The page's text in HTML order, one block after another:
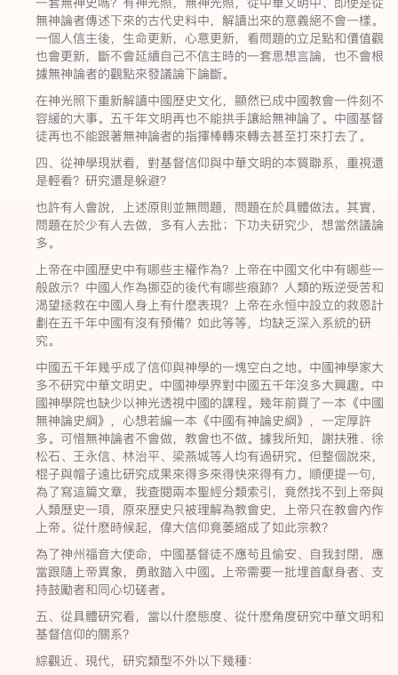
無神論者傳述下來的古代史料中，解讀出來的意義絕不會一樣。
一個人信主後，生命更新，心意更新，看問題的立足點和價值觀
也會更新，斷不會延續自己不信主時的一套思想言論，也不會根
據無神論者的觀點來發議論下論斷。
在神光照下重新解讀中國歷史文化，顯然已成中國教會一件刻不
容緩的大事。五千年文明再也不能拱手讓給無神論了。中國基督
徒再也不能跟著無神論者的指揮棒轉來轉去甚至打來打去了。
四、從神學現狀看，對基督信仰與中華文明的本質聯系，重視還
是輕看？研究還是躲避？
也許有人會說，上述原則並無問題，問題在於具體做法。其實，
問題在於少有人去做，多有人去批；下功夫研究少，想當然議論
多。
上帝在中國歷史中有哪些主權作為？上帝在中國文化中有哪些一
般啟示？中國人作為挪亞的後代有哪些痕跡？人類的叛逆受苦和
渴望拯救在中國人身上有什麽表現？上帝在永恒中設立的救恩計
劃在五千年中國有沒有預備？如此等等，均缺乏深入系統的研
究。
中國五千年幾乎成了信仰與神學的一塊空白之地。中國神學家大
多不研究中華文明史。中國神學界對中國五千年沒多大興趣。中
國神學院也缺少以神光透視中國的課程。幾年前買了一本《中國
無神論史綱》，心想若編一本《中國有神論史綱》，一定厚許
多。可惜無神論者不會做，教會也不做。據我所知，謝扶雅、徐
松石、王永信、林治平、梁燕城等人均有過研究。但整個說來，
棍子與帽子遠比研究成果來得多來得快來得有力。順便提一句，
為了寫這篇文章，我查閱兩本聖經分類索引，竟然找不到上帝與
人類歷史一項，原來歷史只被理解為教會史，上帝只在教會內作
上帝。從什麽時候起，偉大信仰竟萎縮成了如此宗教？
為了神州福音大使命，中國基督徒不應茍且偷安、自我封閉，應
當跟隨上帝異象，勇敢踏入中國。上帝需要一批埋首獻身者、支
持鼓勵者和同心切磋者。
五、從具體研究看，當以什麽態度、從什麽角度研究中華文明和
基督信仰的關系？
綜觀近、現代，研究類型不外以下幾種：